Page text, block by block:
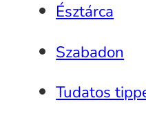
Észtárca
Szabadon
Tudatos